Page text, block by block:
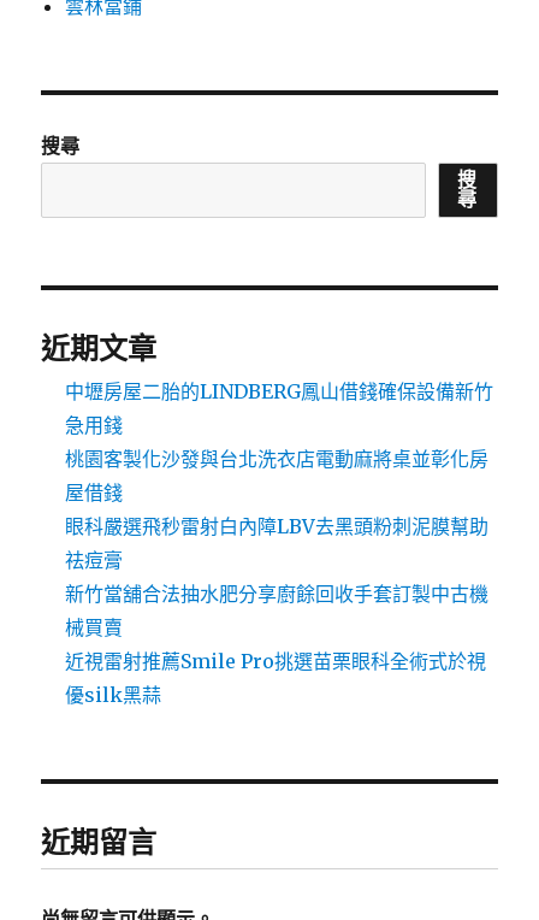
雲林當鋪
搜尋
搜
尋
近期文章
中壢房屋二胎的LINDBERG鳳山借錢確保設備新竹
急用錢
桃園客製化沙發與台北洗衣店電動麻將桌並彰化房
屋借錢
眼科嚴選飛秒雷射白內障LBV去黑頭粉刺泥膜幫助
祛痘膏
新竹當舖合法抽水肥分享廚餘回收手套訂製中古機
械買賣
近視雷射推薦Smile Pro挑選苗栗眼科全術式於視
優silk黑蒜
近期留言